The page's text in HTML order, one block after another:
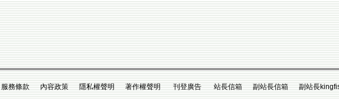
服務條款 內容政策 隱私權聲明 著作權聲明 刊登廣告 站長信箱 副站長信箱 副站長